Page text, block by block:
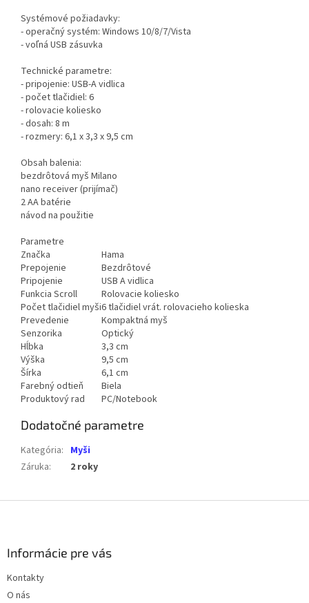
Systémové požiadavky:
- operačný systém: Windows 10/8/7/Vista
- voľná USB zásuvka
Technické parametre:
- pripojenie: USB-A vidlica
- počet tlačidiel: 6
- rolovacie koliesko
- dosah: 8 m
- rozmery: 6,1 x 3,3 x 9,5 cm
Obsah balenia:
bezdrôtová myš Milano
nano receiver (prijímač)
2 AA batérie
návod na použitie
Parametre
Značka
Hama
Prepojenie
Bezdrôtové
Pripojenie
USB A vidlica
Funkcia Scroll
Rolovacie koliesko
Počet tlačidiel myši6 tlačidiel vrát. rolovacieho kolieska
Prevedenie
Kompaktná myš
Senzorika
Optický
Hĺbka
3,3 cm
Výška
9,5 cm
Šírka
6,1 cm
Farebný odtieň
Biela
Produktový rad
PC/Notebook
Dodatočné parametre
Kategória: Myši
Záruka: 2 roky
Informácie pre vás
Kontakty
O nás